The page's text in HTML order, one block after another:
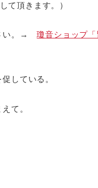
て頂きます。）
さい。→瓊音ショップ
している。
て。